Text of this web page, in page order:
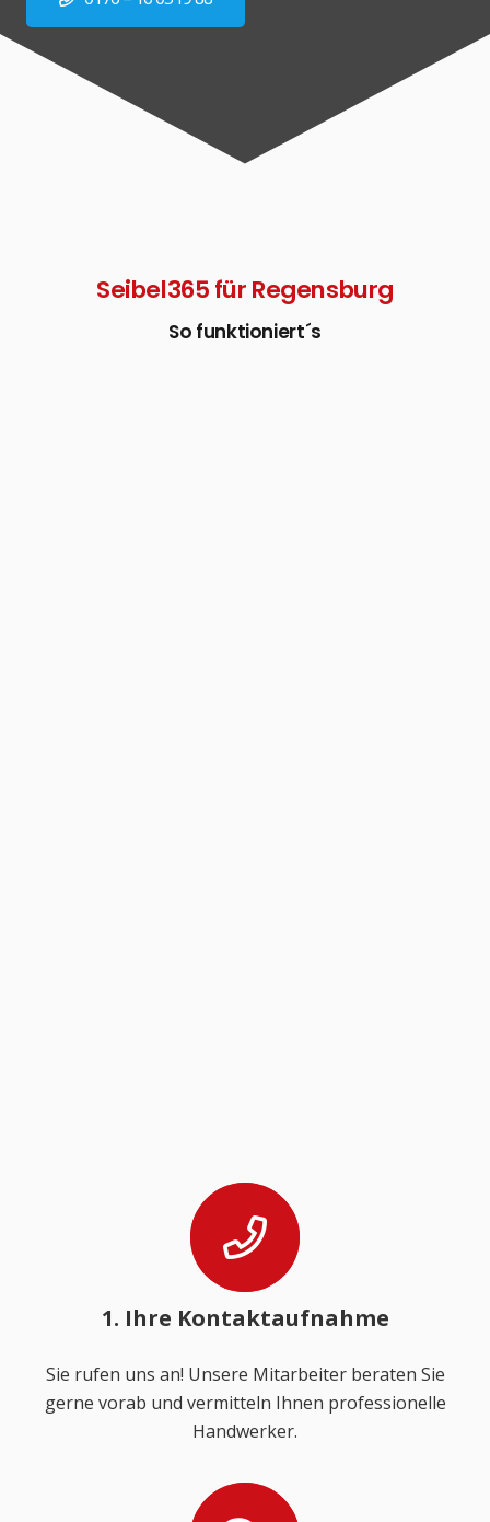
Seibel365 für Regensburg
So funktioniert´s
1. Ihre Kontaktaufnahme
Sie rufen uns an! Unsere Mitarbeiter beraten Sie
gerne vorab und vermitteln Ihnen professionelle
Handwerker.